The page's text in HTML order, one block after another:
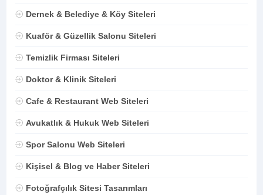
Dernek & Belediye & Köy Siteleri
Kuaför & Güzellik Salonu Siteleri
Temizlik Firması Siteleri
Doktor & Klinik Siteleri
Cafe & Restaurant Web Siteleri
Avukatlık & Hukuk Web Siteleri
Spor Salonu Web Siteleri
Kişisel & Blog ve Haber Siteleri
Fotoğrafçılık Sitesi Tasarımları